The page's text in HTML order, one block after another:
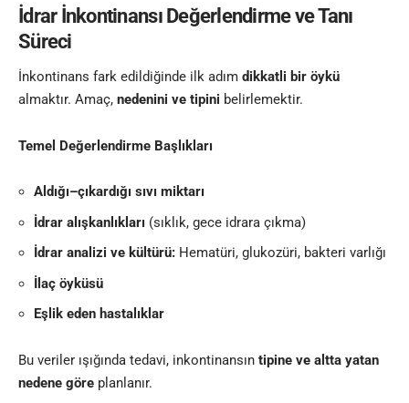
İdrar İnkontinansı Değerlendirme ve Tanı
Süreci
İnkontinans fark edildiğinde ilk adım dikkatli bir öykü
almaktır. Amaç, nedenini ve tipini belirlemektir.
Temel Değerlendirme Başlıkları
Aldığı–çıkardığı sıvı miktarı
İdrar alışkanlıkları (sıklık, gece idrara çıkma)
İdrar analizi ve kültürü: Hematüri, glukozüri, bakteri varlığı
İlaç öyküsü
Eşlik eden hastalıklar
Bu veriler ışığında tedavi, inkontinansın tipine ve altta yatan
nedene göre planlanır.